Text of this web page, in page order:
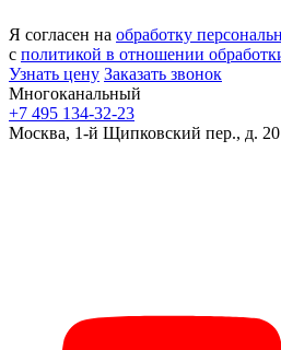
Я согласен на обработку
с политикой в отношении
Узнать цену Заказать звонок
Многоканальный
+7 495 134-32-23
Москва, 1-й Щипковский пер., д. 20